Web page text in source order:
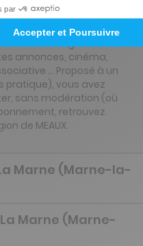
à toute la famille en
de votre région : faits
annonces, cinéma,
… Proposé à un
pratique), vous avez
sans modération (où
retrouvez
de MEAUX.
Marne (Marne-la-
Marne (Marne-